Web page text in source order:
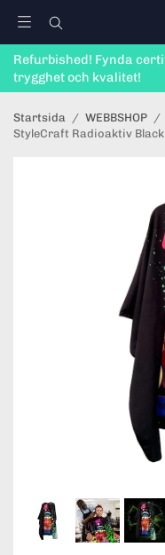
Refurbished! Fynda
trygghet och kvalitet!
Startsida / WEBBSHOP /
StyleCraft Radioaktiv